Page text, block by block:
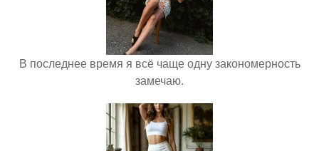
В последнее время я всё чаще одну закономерность
замечаю.